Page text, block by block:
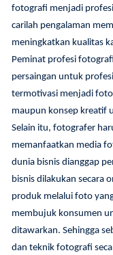
fotografi menjadi
carilah pengalaman
meningkatkan kualitas
Peminat profesi
persaingan untuk
termotivasi menjadi
maupun konsep kreatif
Selain itu, fotografer
memanfaatkan media
dunia bisnis dianggap
bisnis dilakukan secara
produk melalui foto
membujuk konsumen
ditawarkan. Sehingga
dan teknik fotografi